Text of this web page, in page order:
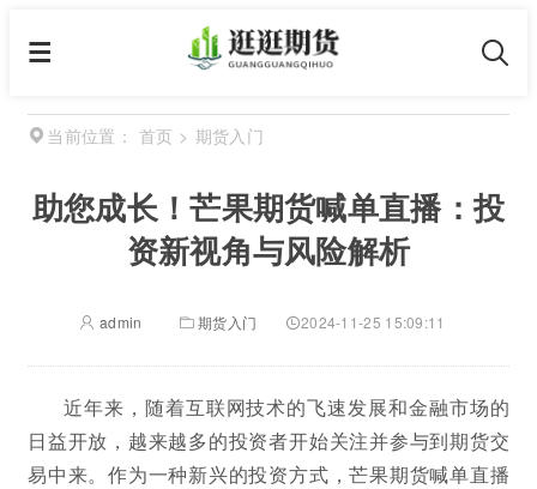
当前位置： 首页 > 期货入门
助您成长！芒果期货喊单直播：投
资新视角与风险解析
admin 期货入门 2024-11-25 15:09:11
近年来，随着互联网技术的飞速发展和金融市场的
日益开放，越来越多的投资者开始关注并参与到期货交
易中来。作为一种新兴的投资方式，芒果期货喊单直播